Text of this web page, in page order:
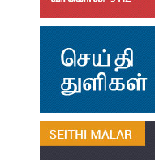
Jul
31
தமிழ்க்கலை –
31
தமிழ்க்கலை –
தமிழ்க்கலை –